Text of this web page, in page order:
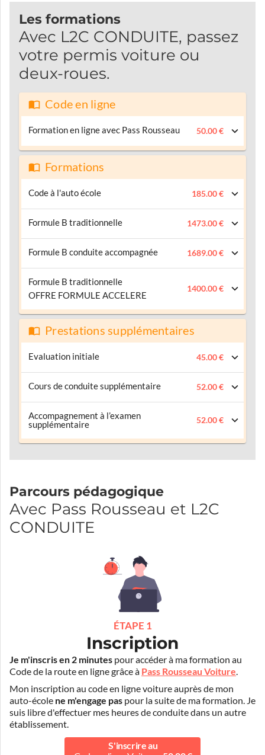
Les formations
Avec L2C CONDUITE, passez
votre permis voiture ou
deux-roues.
Code en ligne
Formation en ligne avec Pass Rousseau 50.00 €
Formations
Code à l'auto école 185.00 €
Formule B traditionnelle 1473.00 €
Formule B conduite accompagnée 1689.00 €
Formule B traditionnelle
OFFRE FORMULE ACCELERE
1400.00 €
Prestations supplémentaires
Evaluation initiale 45.00 €
Cours de conduite supplémentaire 52.00 €
Accompagnement à l’examen
supplémentaire
52.00 €
Parcours pédagogique
Avec Pass Rousseau et L2C
CONDUITE
ÉTAPE 1
Inscription
Je m'inscris en 2 minutes pour accéder à ma formation au
Code de la route en ligne grâce à Pass Rousseau Voiture.
Mon inscription au code en ligne voiture auprès de mon
auto-école ne m'engage pas pour la suite de ma formation. Je
suis libre d'effectuer mes heures de conduite dans un autre
établissement.
S'inscrire au